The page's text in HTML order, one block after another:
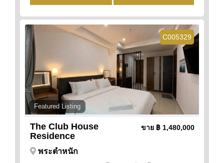
C005329
Featured Listing
The Club House
Residence
ขาย ฿ 1,480,000
พระตำหนัก